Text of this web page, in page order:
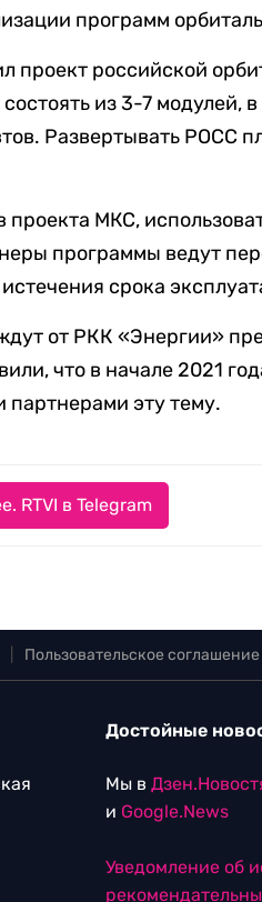
программ
проект российской
из 3-7 модулей,
Развертывать РОСС
проекта МКС,
программы ведут
срока
от РКК «Энергии»
что в начале 2021
партнерами эту тему.
RTVI в Telegram
Пользовательское соглашение
Достойные
Мы в
и Google.News
Уведомление об